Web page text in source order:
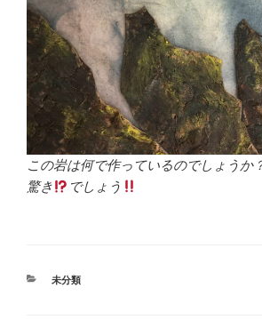
この岩は何で作っているのでしょうか
驚き
でしょう
カ
未分類